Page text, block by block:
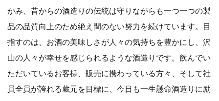
かみ、昔からの酒造りの伝統は守りながらも一つ一つの製
品の品質向上のため絶え間のない努力を続けています。目
指すのは、お酒の美味しさが人々の気持ちを豊かにし、沢
山の人々が幸せを感じられるような酒造りです。飲んでい
ただいているお客様、販売に携わっている方々、そして社
員全員が誇れる蔵元を目標に、今日も一生懸命酒造りに励